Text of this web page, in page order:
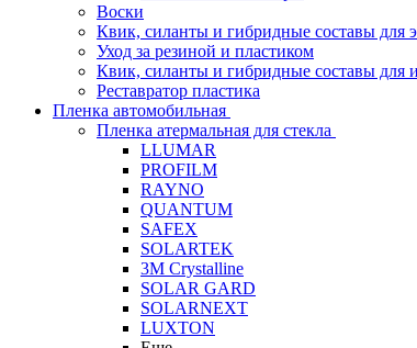
Воски
Квик, силанты и гибридные составы для
Уход за резиной и пластиком
Квик, силанты и гибридные составы для
Реставратор пластика
Пленка автомобильная
Пленка атермальная для стекла
LLUMAR
PROFILM
RAYNO
QUANTUM
SAFEX
SOLARTEK
3M Crystalline
SOLAR GARD
SOLARNEXT
LUXTON